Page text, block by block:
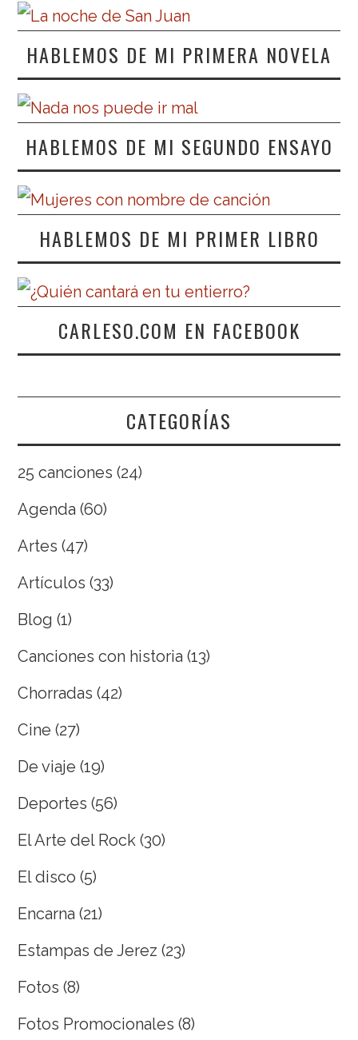
HABLEMOS DE MI PRIMERA NOVELA
HABLEMOS DE MI SEGUNDO ENSAYO
HABLEMOS DE MI PRIMER LIBRO
CARLESO.COM EN FACEBOOK
CATEGORÍAS
25 canciones (24)
Agenda (60)
Artes (47)
Artículos (33)
Blog (1)
Canciones con historia (13)
Chorradas (42)
Cine (27)
De viaje (19)
Deportes (56)
El Arte del Rock (30)
El disco (5)
Encarna (21)
Estampas de Jerez (23)
Fotos (8)
Fotos Promocionales (8)